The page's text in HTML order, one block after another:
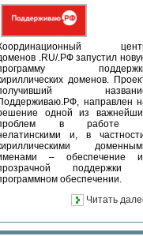
.RU/.РФ запустил
доменов.
направлен
одной из
в работе
и, в
– обеспечение
поддержки
обеспечении.
Читать